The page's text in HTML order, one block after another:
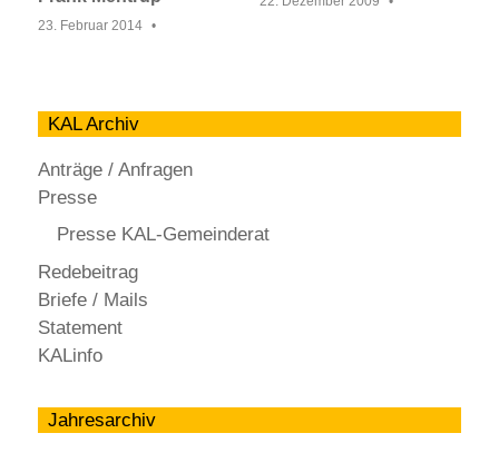
23. Februar 2014
KAL Archiv
Anträge / Anfragen
Presse
Presse KAL-Gemeinderat
Redebeitrag
Briefe / Mails
Statement
KALinfo
Jahresarchiv